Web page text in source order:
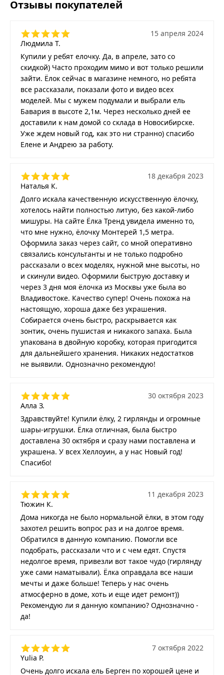
Отзывы покупателей
Людмила Т.
15 апреля 2024
Купили у ребят елочку. Да, в апреле, зато со
скидкой) Часто проходим мимо и вот только решили
зайти. Ёлок сейчас в магазине немного, но ребята
все рассказали, показали фото и видео всех
моделей. Мы с мужем подумали и выбрали ель
Бавария в высоте 2,1м. Через несколько дней ее
доставили к нам домой со склада в Новосибирске.
Уже ждем новый год, как это ни странно) спасибо
Елене и Андрею за работу.
Наталья К.
18 декабря 2023
Долго искала качественную искусственную ёлочку,
хотелось найти полностью литую, без какой-либо
мишуры. На сайте Ёлка Тренд увидела именно то,
что мне нужно, ёлочку Монтерей 1,5 метра.
Оформила заказ через сайт, со мной оперативно
связались консультанты и не только подробно
рассказали о всех моделях, нужной мне высоты, но
и скинули видео. Оформили быструю доставку и
через 3 дня моя ёлочка из Москвы уже была во
Владивостоке. Качество супер! Очень похожа на
настоящую, хороша даже без украшения.
Собирается очень быстро, раскрывается как
зонтик, очень пушистая и никакого запаха. Была
упакована в двойную коробку, которая пригодится
для дальнейшего хранения. Никаких недостатков
не выявили. Однозначно рекомендую!
Алла З.
30 октября 2023
Здравствуйте! Купили ёлку, 2 гирлянды и огромные
шары-игрушки. Ёлка отличная, была быстро
доставлена 30 октября и сразу нами поставлена и
украшена. У всех Хеллоуин, а у нас Новый год!
Спасибо!
Тюжин К.
11 декабря 2023
Дома никогда не было нормальной ёлки, в этом году
захотел решить вопрос раз и на долгое время.
Обратился в данную компанию. Помогли все
подобрать, рассказали что и с чем едят. Спустя
недолгое время, привезли вот такое чудо (гирлянду
уже сами наматывали). Ёлка оправдала все наши
мечты и даже больше! Теперь у нас очень
атмосферно в доме, хоть и еще идет ремонт))
Рекомендую ли я данную компанию? Однозначно -
да!
Yulia P.
7 октября 2022
Очень долго искала ель Берген по хорошей цене и